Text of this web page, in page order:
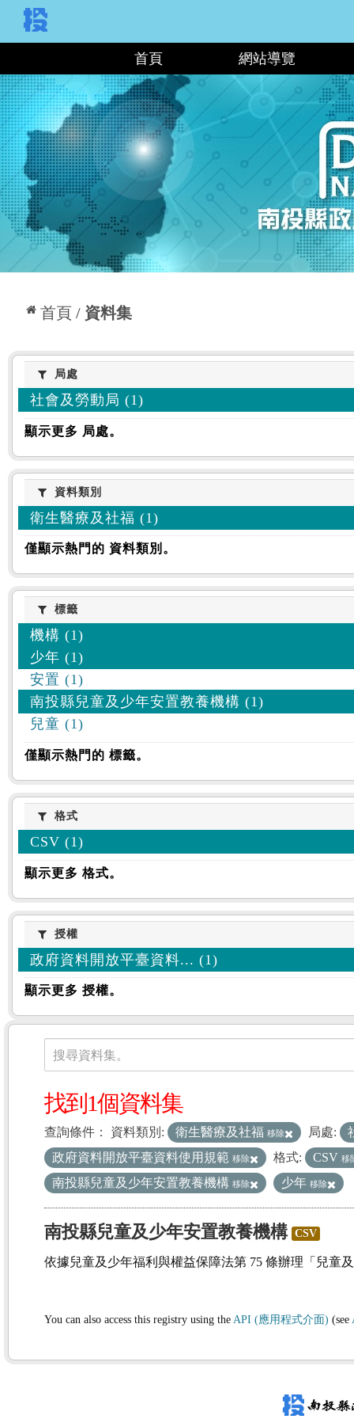
首頁 網站導覽
首頁 資料集
:::
局處局處
社會及勞動局 (1)
顯示更多 局處。
資料類別
資料類別
衛生醫療及社福 (1)
僅顯示熱門的 資料類別。
標籤標籤
機構 (1)
少年 (1)
安置 (1)
南投縣兒童及少年安置教養機構 (1)
兒童 (1)
僅顯示熱門的 標籤。
格式格式
CSV (1)
顯示更多 格式。
授權授權
政府資料開放平臺資料... (1)
顯示更多 授權。
資料集
搜尋資料集。
找到1個資料集
查詢條件： 資料類別: 衛生醫療及社福 移除 局處:
政府資料開放平臺資料使用規範 移除 格式: CSV 移
南投縣兒童及少年安置教養機構 移除 少年 移除
南投縣兒童及少年安置教養機構 CSV
依據兒童及少年福利與權益保障法第 75 條辦理「兒童
You can also access this registry using the API (應用程式介面) (see